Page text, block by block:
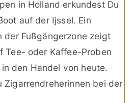
in Holland erkundest Du
auf der Ijssel. Ein
der Fußgängerzone zeigt
Tee- oder Kaffee-Proben
den Handel von heute.
Zigarrendreherinnen bei der